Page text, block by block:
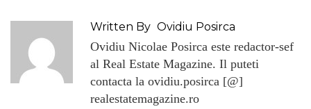
Written By Ovidiu Posirca
Ovidiu Nicolae Posirca este redactor-sef
al Real Estate Magazine. Il puteti
contacta la ovidiu.posirca [@]
realestatemagazine.ro